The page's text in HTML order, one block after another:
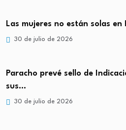
Las mujeres no están solas
30 de julio de 2026
Paracho prevé sello de
sus…
30 de julio de 2026